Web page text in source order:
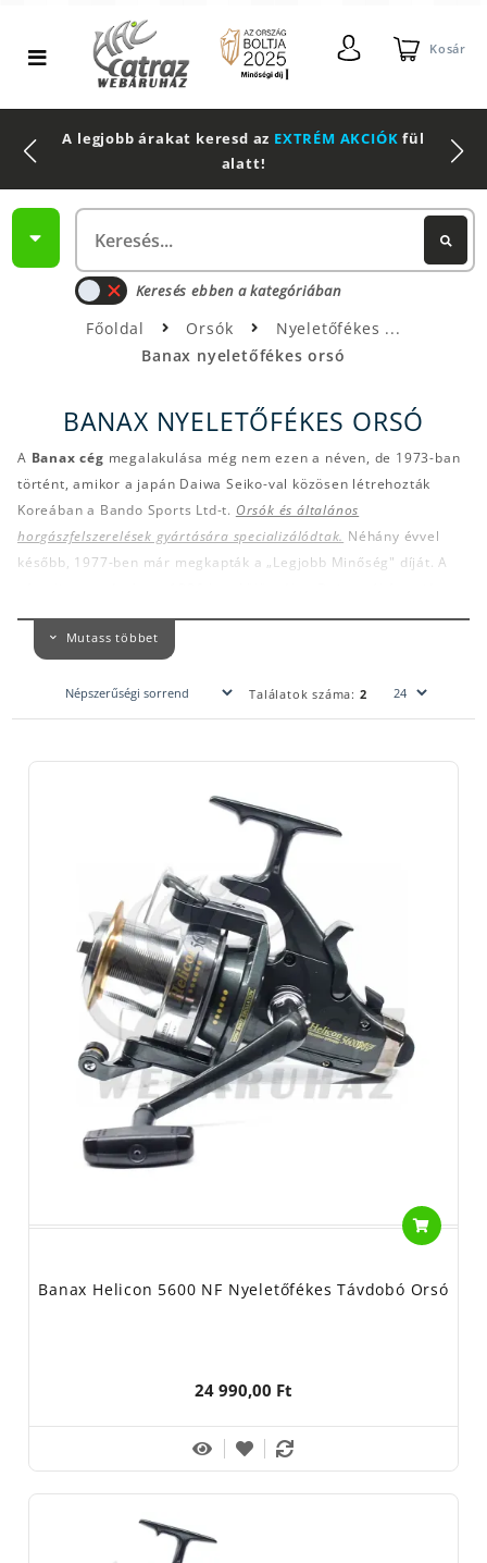
Kosár
A legjobb árakat keresd az EXTRÉM AKCIÓK fül
alatt!
Keresés ebben a kategóriában
Főoldal Orsók
Nyeletőfékes
Banax nyeletőfékes orsó
BANAX NYELETŐFÉKES ORSÓ
A Banax cég megalakulása még nem ezen a néven, de 1973-ban
történt, amikor a japán Daiwa Seiko-val közösen létrehozták
Koreában a Bando Sports Ltd-t. Orsók és általános
horgászfelszerelések gyártására specializálódtak. Néhány évvel
később, 1977-ben már megkapták a „Legjobb Minőség" díját. A
erőből működött tovább. Ehhez alig több mint tíz évre volt csak
szüksége. 1992-ben egy szervezeti átalakulás után nevet
német Tuv Cert megadta gyártmányainak az ISO 9001 minősítést.
1995-ben a kínai Shinwoo horgászbotgyár vezetését is átvették,
indították el Kínában is az orsók gyártását. 2002-ben a cég újra
nevet változtatott, azóta Banax Co. Ltd néven ismerjük. Egy év
múlva a Shiwoo botgyár is beolvadt a Banax-ba. Ezután a cég
fejlesztéseket végzett a minőség javítása érdekében és 2004-ben
a Banax botok gyártása is megindult.
Az elmúlt néhány évtizedben a Banax hatalmasat fejlődött. Az
utóbbi időben főleg a precíziós mérnöki és gyártási
tevékenységekre összpontosított. Ennek célja a kiemelkedő
minőség és a lehető legjobb teljesítmény elérése. ABanax
nyeletőfékes orsóitvilágszerte ismerik, forgalmazzák
és használják. A nyeletőfék lényege, hogy a felügyelet nélkül
hagyott orsó ellenállás nélküli, szabad mozgást enged a halnak.
Mondhatni „futni hagyja” anélkül, hogy az a felszerelést a vízbe
rántaná. A kézbe vétel után viszont egy mozdulattal
átkapcsolható és innentől a teljes kontroll a horgász kezében
Banax
Helicon 5600 NF típusú nyeletőfékes orsótalálható meg. A
amely ár-érték arányban nagyszerű és több mint 10 éve áll a
5+1 acélcsapágy gondoskodik. Titán bevonatú zsinórvezető
visszaforgásgátló rendszerrel rendelkezik. A fékrendszerről
pontos elsőfék és precízen hangolható nyeletőfék felel.
Alumínium dob mellett, egy grafit dob is megtalálható
a dobozban. A Banax Helicon egy tekerés alatt 100 cm zsinórt tud
feltekerni, mellyel könnyedén kitekerhetjük a szerelékünket. A
Mutass többet
Találatok száma: 2
Banax Helicon 5600 NF Nyeletőfékes Távdobó Orsó
24 990,00 Ft